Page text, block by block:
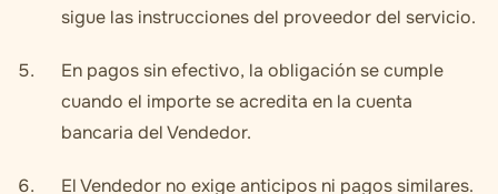
sigue las instrucciones del proveedor del servicio.
En pagos sin efectivo, la obligación se cumple
cuando el importe se acredita en la cuenta
bancaria del Vendedor.
El Vendedor no exige anticipos ni pagos similares.